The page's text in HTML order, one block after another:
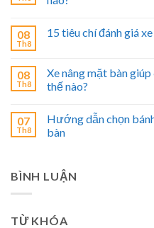
08
Th8
15 tiêu chí đánh giá
08
Th8
Xe nâng mặt bàn
thế nào?
07
Th8
Hướng dẫn chọn
bàn
BÌNH LUẬN
TỪ KHÓA